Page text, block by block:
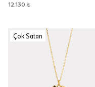
12.130 ₺
Çok Satan